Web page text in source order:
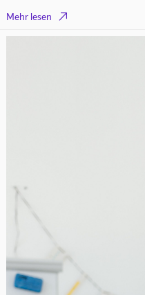
Mehr lesen 